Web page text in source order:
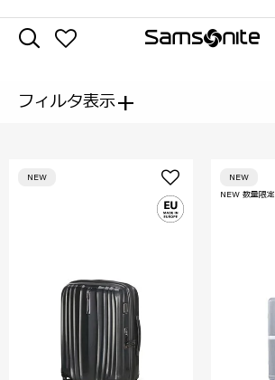
フィルタ表示+
NEW
NEW 数量限定
NEW